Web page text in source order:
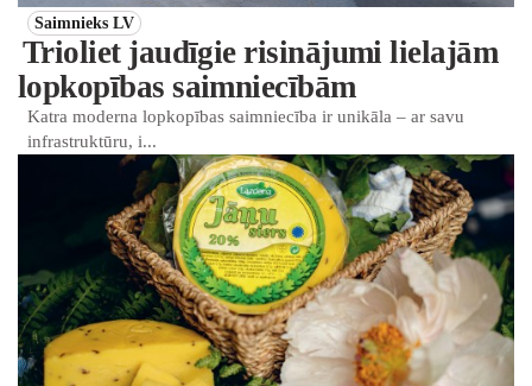
Saimnieks LV
Trioliet jaudīgie risinājumi lielajām
lopkopības saimniecībām
Katra moderna lopkopības saimniecība ir unikāla – ar savu
infrastruktūru, i...